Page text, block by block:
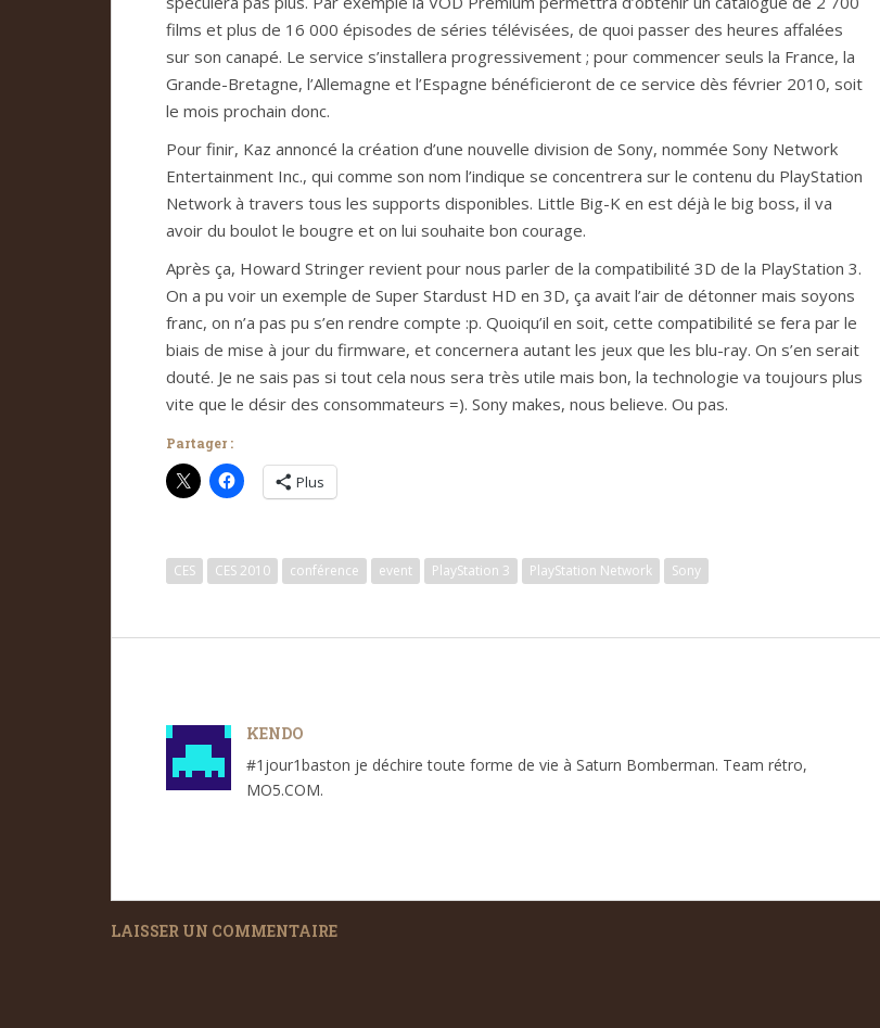
films et plus de 16 000 épi­so­des de séries télé­vi­sées, de quoi pas­ser des heu­res affa­lées
sur son canapé. Le ser­vice s’ins­tal­lera pro­gres­si­ve­ment ; pour com­men­cer seuls la France, la
Grande-Bre­ta­gne, l’Alle­ma­gne et l’Espa­gne béné­fi­cie­ront de ce ser­vice dès février 2010, soit
le mois pro­chain donc.
Pour finir, Kaz annoncé la créa­tion d’une nou­velle divi­sion de Sony, nom­mée Sony Net­work
Enter­tain­ment Inc., qui comme son nom l’indi­que se con­cen­trera sur le con­tenu du PlayS­ta­tion
Net­work à tra­vers tous les sup­ports dis­po­ni­bles. Lit­tle Big-K en est déjà le big boss, il va
avoir du bou­lot le bou­gre et on lui sou­haite bon cou­rage.
Après ça, Howard Strin­ger revient pour nous par­ler de la com­pa­ti­bi­lité 3D de la PlayS­ta­tion 3.
On a pu voir un exem­ple de Super Star­dust HD en 3D, ça avait l’air de déton­ner mais soyons
franc, on n’a pas pu s’en ren­dre compte :p. Quoiqu’il en soit, cette com­pa­ti­bi­lité se fera par le
biais de mise à jour du firm­ware, et con­cer­nera autant les jeux que les blu-ray. On s’en serait
douté. Je ne sais pas si tout cela nous sera très utile mais bon, la tech­no­lo­gie va tou­jours plus
vite que le désir des con­som­ma­teurs =). Sony makes, nous believe. Ou pas.
Partager :
Plus
CES CES 2010 conférence event PlayStation 3 PlayStation Network Sony
KENDO
#1jour1baston je déchire toute forme de vie à Saturn Bomberman. Team rétro,
MO5.COM.
LAISSER UN COMMENTAIRE